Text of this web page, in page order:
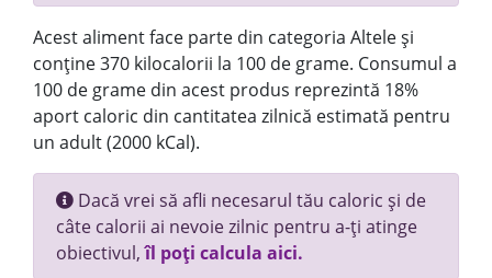
Acest aliment face parte din categoria Altele și
conține 370 kilocalorii la 100 de grame. Consumul a
100 de grame din acest produs reprezintă 18%
aport caloric din cantitatea zilnică estimată pentru
un adult (2000 kCal).
Dacă vrei să afli necesarul tău caloric și de
câte calorii ai nevoie zilnic pentru a-ți atinge
obiectivul,îl poți calcula aici.